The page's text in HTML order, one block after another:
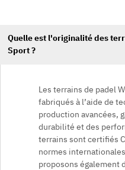
Quelle est l'originalité des
Sport ?
Les terrains de padel
fabriqués à l’aide de
production avancées,
durabilité et des
terrains sont certifiés
normes
proposons également